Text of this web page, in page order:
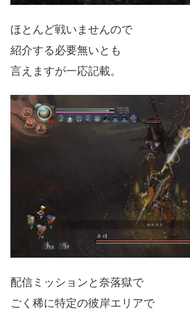
ほとんど戦いませんので
紹介する必要無いとも
言えますが一応記載。
配信ミッションと奈落獄で
ごく稀に特定の彼岸エリアで